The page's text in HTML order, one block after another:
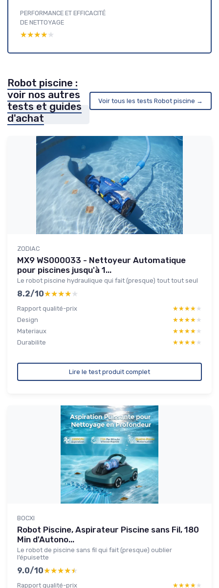
PERFORMANCE ET EFFICACITÉ
DE NETTOYAGE
★★★★★
★★★★★
Robot piscine :
voir nos autres
tests et guides
d'achat
Voir tous les tests Robot piscine →
ZODIAC
MX9 WS000033 - Nettoyeur Automatique
pour piscines jusqu'à 1...
Le robot piscine hydraulique qui fait (presque) tout tout seul
8.2/10★★★★★
★★★★★
Rapport qualité-prix ★★★★★
★★★★★
Design
★★★★★
★★★★★
Materiaux
★★★★★
★★★★★
Durabilite
★★★★★
★★★★★
Lire le test produit complet
BOCXI
Robot Piscine, Aspirateur Piscine sans Fil, 180
Min d'Autono...
Le robot de piscine sans fil qui fait (presque) oublier
l’épuisette
9.0/10★★★★★
★★★★★
Rapport qualité-prix ★★★★★
★★★★★